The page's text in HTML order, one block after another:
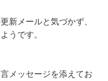
新メールと気づかず、
うです。
メッセージを添えてお